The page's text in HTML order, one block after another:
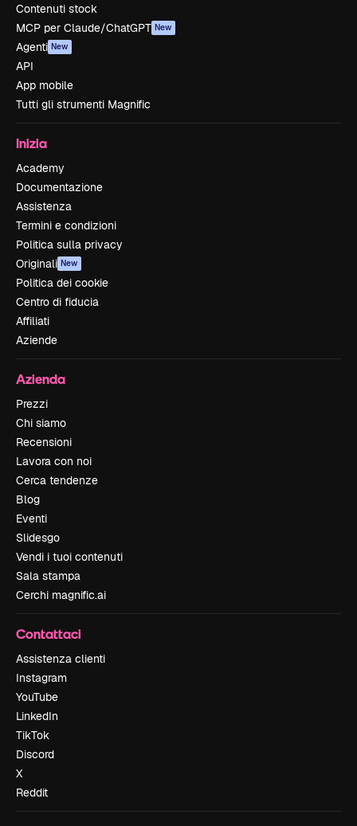
Contenuti stock
MCP per Claude/ChatGPT New
Agenti New
API
App mobile
Tutti gli strumenti Magnific
Inizia
Academy
Documentazione
Assistenza
Termini e condizioni
Politica sulla privacy
Originali New
Politica dei cookie
Centro di fiducia
Affiliati
Aziende
Azienda
Prezzi
Chi siamo
Recensioni
Lavora con noi
Cerca tendenze
Blog
Eventi
Slidesgo
Vendi i tuoi contenuti
Sala stampa
Cerchi magnific.ai
Contattaci
Assistenza clienti
Instagram
YouTube
LinkedIn
TikTok
Discord
X
Reddit